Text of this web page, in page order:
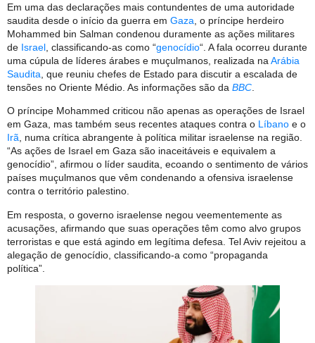
Em uma das declarações mais contundentes de uma autoridade
saudita desde o início da guerra em Gaza , o príncipe herdeiro
Mohammed bin Salman condenou duramente as ações militares
de Israel , classificando-as como “genocídio“. A fala ocorreu durante
uma cúpula de líderes árabes e muçulmanos, realizada na Arábia
Saudita , que reuniu chefes de Estado para discutir a escalada de
tensões no Oriente Médio. As informações são da BBC
O príncipe Mohammed criticou não apenas as operações de Israel
em Gaza, mas também seus recentes ataques contra o Líbano e o
Irã, numa crítica abrangente à política militar israelense na região.
“As ações de Israel em Gaza são inaceitáveis e equivalem a
genocídio”, afirmou o líder saudita, ecoando o sentimento de vários
países muçulmanos que vêm condenando a ofensiva israelense
contra o território palestino.
Em resposta, o governo israelense negou veementemente as
acusações, afirmando que suas operações têm como alvo grupos
terroristas e que está agindo em legítima defesa. Tel Aviv rejeitou a
alegação de genocídio, classificando-a como “propaganda
política”.